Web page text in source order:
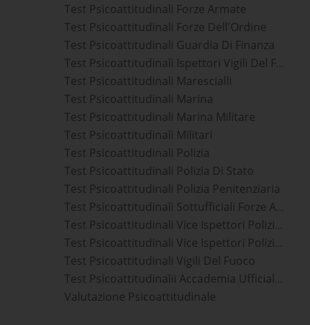
Test Psicoattitudinali Forze Armate
Test Psicoattitudinali Forze Dell'Ordine
Test Psicoattitudinali Guardia Di Finanza
Test Psicoattitudinali Ispettori Vigili Del Fuoco
Test Psicoattitudinali Marescialli
Test Psicoattitudinali Marina
Test Psicoattitudinali Marina Militare
Test Psicoattitudinali Militari
Test Psicoattitudinali Polizia
Test Psicoattitudinali Polizia Di Stato
Test Psicoattitudinali Polizia Penitenziaria
Test Psicoattitudinali Sottufficiali Forze Armate
Test Psicoattitudinali Vice Ispettori Polizia Di Stato
Test Psicoattitudinali Vice Ispettori Polizia Penitenziaria
Test Psicoattitudinali Vigili Del Fuoco
Test Psicoattitudinalii Accademia Ufficiali Esercito
Valutazione Psicoattitudinale